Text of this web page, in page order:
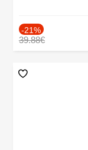
-21%
39.88€